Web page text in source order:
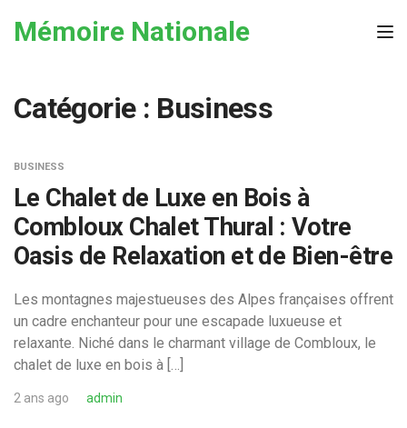
Mémoire Nationale
Catégorie : Business
BUSINESS
Le Chalet de Luxe en Bois à
Combloux Chalet Thural : Votre
Oasis de Relaxation et de Bien-être
Les montagnes majestueuses des Alpes françaises offrent
un cadre enchanteur pour une escapade luxueuse et
relaxante. Niché dans le charmant village de Combloux, le
chalet de luxe en bois à […]
2 ans ago admin